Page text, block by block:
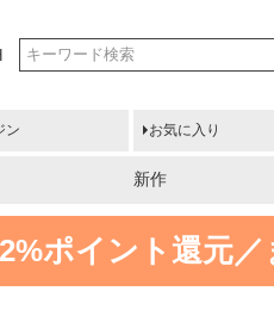
ン お気に入り
新作
ポイント還元／